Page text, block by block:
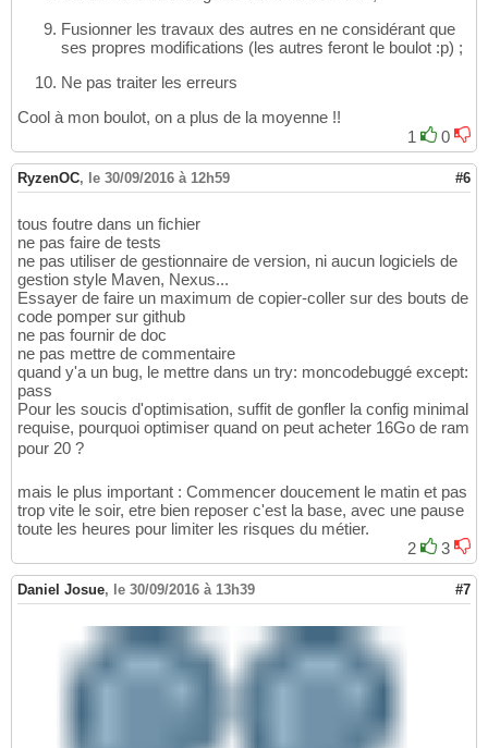
Fusionner les travaux des autres en ne considérant que
ses propres modifications (les autres feront le boulot :p) ;
Ne pas traiter les erreurs
Cool à mon boulot, on a plus de la moyenne !!
1
0
RyzenOC, le 30/09/2016 à 12h59 #6
tous foutre dans un fichier
ne pas faire de tests
ne pas utiliser de gestionnaire de version, ni aucun logiciels de
gestion style Maven, Nexus...
Essayer de faire un maximum de copier-coller sur des bouts de
code pomper sur github
ne pas fournir de doc
ne pas mettre de commentaire
quand y'a un bug, le mettre dans un try: moncodebuggé except:
pass
Pour les soucis d'optimisation, suffit de gonfler la config minimal
requise, pourquoi optimiser quand on peut acheter 16Go de ram
pour 20 ?
mais le plus important : Commencer doucement le matin et pas
trop vite le soir, etre bien reposer c'est la base, avec une pause
toute les heures pour limiter les risques du métier.
2
3
Daniel Josue, le 30/09/2016 à 13h39 #7